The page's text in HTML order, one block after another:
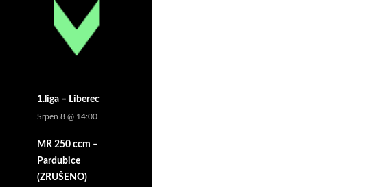
1.liga – Liberec
Srpen 8 @ 14:00
MR 250 ccm –
Pardubice
(ZRUŠENO)